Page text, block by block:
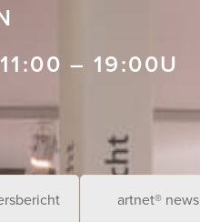
– 19:00U
artnet® news